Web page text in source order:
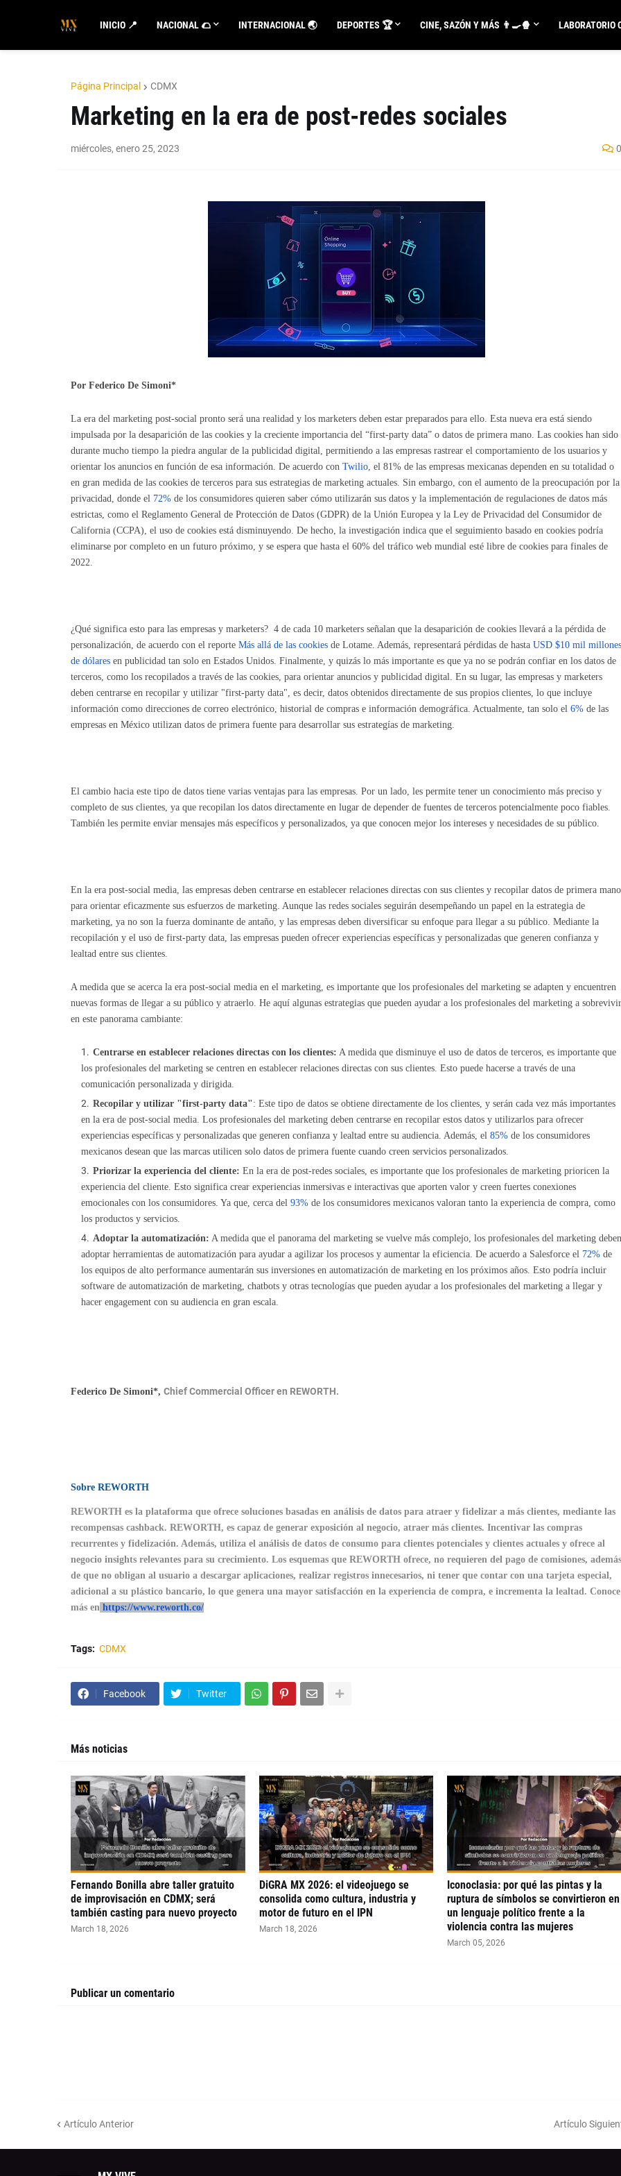
INICIO 📍 NACIONAL 🌮 INTERNACIONAL 🌏 DEPORTES 🏆 CINE, SAZÓN Y MÁS 👨‍🍳🍿 LABORATORIO
Página Principal CDMX
Marketing en la era de post-redes sociales
miércoles, enero 25, 2023 0
Por Federico De Simoni*
La era del marketing post-social pronto será una realidad y los marketers deben estar preparados para ello. Esta nueva era está siendo
impulsada por la desaparición de las cookies y la creciente importancia del “first-party data” o datos de primera mano. Las cookies han sido
durante mucho tiempo la piedra angular de la publicidad digital, permitiendo a las empresas rastrear el comportamiento de los usuarios y
orientar los anuncios en función de esa información. De acuerdo con Twilio, el 81% de las empresas mexicanas dependen en su totalidad o
en gran medida de las cookies de terceros para sus estrategias de marketing actuales. Sin embargo, con el aumento de la preocupación por la
privacidad, donde el 72% de los consumidores quieren saber cómo utilizarán sus datos y la implementación de regulaciones de datos más
estrictas, como el Reglamento General de Protección de Datos (GDPR) de la Unión Europea y la Ley de Privacidad del Consumidor de
California (CCPA), el uso de cookies está disminuyendo. De hecho, la investigación indica que el seguimiento basado en cookies podría
eliminarse por completo en un futuro próximo, y se espera que hasta el 60% del tráfico web mundial esté libre de cookies para finales de
2022.
¿Qué significa esto para las empresas y marketers? 4 de cada 10 marketers señalan que la desaparición de cookies llevará a la pérdida de
personalización, de acuerdo con el reporte Más allá de las cookies de Lotame. Además, representará pérdidas de hasta USD $10 mil millones
de dólares en publicidad tan solo en Estados Unidos. Finalmente, y quizás lo más importante es que ya no se podrán confiar en los datos de
terceros, como los recopilados a través de las cookies, para orientar anuncios y publicidad digital. En su lugar, las empresas y marketers
deben centrarse en recopilar y utilizar "first-party data", es decir, datos obtenidos directamente de sus propios clientes, lo que incluye
información como direcciones de correo electrónico, historial de compras e información demográfica. Actualmente, tan solo el 6% de las
empresas en México utilizan datos de primera fuente para desarrollar sus estrategías de marketing.
El cambio hacia este tipo de datos tiene varias ventajas para las empresas. Por un lado, les permite tener un conocimiento más preciso y
completo de sus clientes, ya que recopilan los datos directamente en lugar de depender de fuentes de terceros potencialmente poco fiables.
También les permite enviar mensajes más específicos y personalizados, ya que conocen mejor los intereses y necesidades de su público.
En la era post-social media, las empresas deben centrarse en establecer relaciones directas con sus clientes y recopilar datos de primera mano
para orientar eficazmente sus esfuerzos de marketing. Aunque las redes sociales seguirán desempeñando un papel en la estrategia de
marketing, ya no son la fuerza dominante de antaño, y las empresas deben diversificar su enfoque para llegar a su público. Mediante la
recopilación y el uso de first-party data, las empresas pueden ofrecer experiencias específicas y personalizadas que generen confianza y
lealtad entre sus clientes.
A medida que se acerca la era post-social media en el marketing, es importante que los profesionales del marketing se adapten y encuentren
nuevas formas de llegar a su público y atraerlo. He aquí algunas estrategias que pueden ayudar a los profesionales del marketing a sobrevivir
en este panorama cambiante:
Centrarse en establecer relaciones directas con los clientes: A medida que disminuye el uso de datos de terceros, es importante que
los profesionales del marketing se centren en establecer relaciones directas con sus clientes. Esto puede hacerse a través de una
comunicación personalizada y dirigida.
Recopilar y utilizar "first-party data": Este tipo de datos se obtiene directamente de los clientes, y serán cada vez más importantes
en la era de post-social media. Los profesionales del marketing deben centrarse en recopilar estos datos y utilizarlos para ofrecer
experiencias específicas y personalizadas que generen confianza y lealtad entre su audiencia. Además, el 85% de los consumidores
mexicanos desean que las marcas utilicen solo datos de primera fuente cuando creen servicios personalizados.
Priorizar la experiencia del cliente: En la era de post-redes sociales, es importante que los profesionales de marketing prioricen la
experiencia del cliente. Esto significa crear experiencias inmersivas e interactivas que aporten valor y creen fuertes conexiones
emocionales con los consumidores. Ya que, cerca del 93% de los consumidores mexicanos valoran tanto la experiencia de compra, como
los productos y servicios.
Adoptar la automatización: A medida que el panorama del marketing se vuelve más complejo, los profesionales del marketing deben
adoptar herramientas de automatización para ayudar a agilizar los procesos y aumentar la eficiencia. De acuerdo a Salesforce el 72% de
los equipos de alto performance aumentarán sus inversiones en automatización de marketing en los próximos años. Esto podría incluir
software de automatización de marketing, chatbots y otras tecnologías que pueden ayudar a los profesionales del marketing a llegar y
hacer engagement con su audiencia en gran escala.
Federico De Simoni*, Chief Commercial Officer en REWORTH.
Sobre REWORTH
REWORTH es la plataforma que ofrece soluciones basadas en análisis de datos para atraer y fidelizar a más clientes, mediante las
recompensas cashback. REWORTH, es capaz de generar exposición al negocio, atraer más clientes. Incentivar las compras
recurrentes y fidelización. Además, utiliza el análisis de datos de consumo para clientes potenciales y clientes actuales y ofrece al
negocio insights relevantes para su crecimiento. Los esquemas que REWORTH ofrece, no requieren del pago de comisiones, además
de que no obligan al usuario a descargar aplicaciones, realizar registros innecesarios, ni tener que contar con una tarjeta especial,
adicional a su plástico bancario, lo que genera una mayor satisfacción en la experiencia de compra, e incrementa la lealtad. Conoce
más en https://www.reworth.co/
Tags: CDMX
Facebook Twitter
Más noticias
Fernando Bonilla abre taller gratuito
de improvisación en CDMX; será
también casting para nuevo proyecto
March 18, 2026
DiGRA MX 2026: el videojuego se
consolida como cultura, industria y
motor de futuro en el IPN
March 18, 2026
Iconoclasia: por qué las pintas y la
ruptura de símbolos se convirtieron en
un lenguaje político frente a la
violencia contra las mujeres
March 05, 2026
Publicar un comentario
Artículo Anterior Artículo